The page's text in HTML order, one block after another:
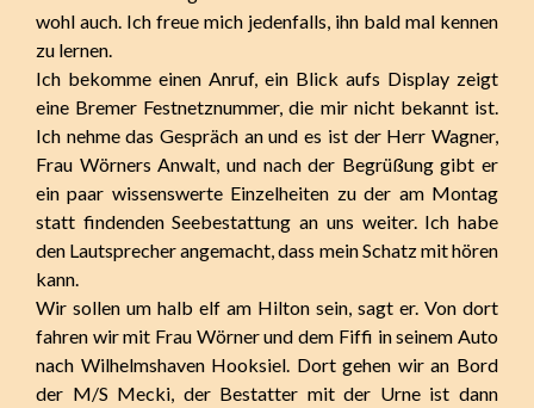
wohl auch. Ich freue mich jedenfalls, ihn bald mal kennen
zu lernen.
Ich bekomme einen Anruf, ein Blick aufs Display zeigt
eine Bremer Festnetznummer, die mir nicht bekannt ist.
Ich nehme das Gespräch an und es ist der Herr Wagner,
Frau Wörners Anwalt, und nach der Begrüßung gibt er
ein paar wissenswerte Einzelheiten zu der am Montag
statt findenden Seebestattung an uns weiter. Ich habe
den Lautsprecher angemacht, dass mein Schatz mit hören
kann.
Wir sollen um halb elf am Hilton sein, sagt er. Von dort
fahren wir mit Frau Wörner und dem Fiffi in seinem Auto
nach Wilhelmshaven Hooksiel. Dort gehen wir an Bord
der M/S Mecki, der Bestatter mit der Urne ist dann